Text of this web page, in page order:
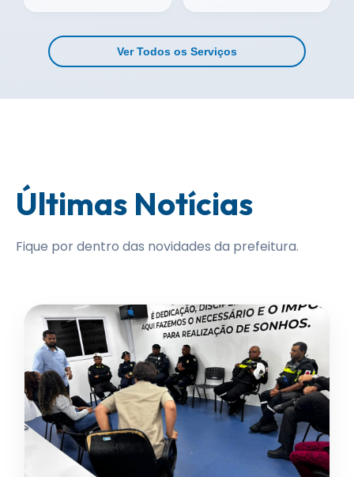
Ver Todos os Serviços
Últimas Notícias
Fique por dentro das novidades da prefeitura.